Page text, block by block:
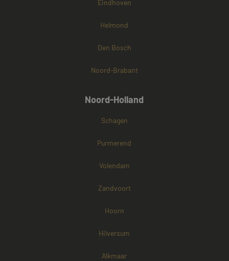
Eindhoven
Helmond
Den Bosch
Noord-Brabant
Noord-Holland
Schagen
Purmerend
Volendam
Zandvoort
Hoorn
Hilversum
Alkmaar